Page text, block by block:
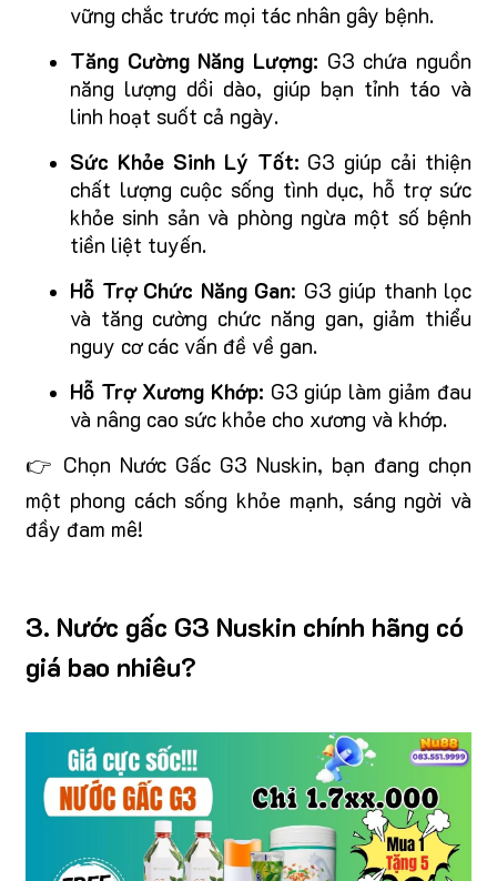
vững chắc trước mọi tác nhân gây bệnh.
Tăng Cường Năng Lượng: G3 chứa nguồn
năng lượng dồi dào, giúp bạn tỉnh táo và
linh hoạt suốt cả ngày.
Sức Khỏe Sinh Lý Tốt: G3 giúp cải thiện
chất lượng cuộc sống tình dục, hỗ trợ sức
khỏe sinh sản và phòng ngừa một số bệnh
tiền liệt tuyến.
Hỗ Trợ Chức Năng Gan: G3 giúp thanh lọc
và tăng cường chức năng gan, giảm thiểu
nguy cơ các vấn đề về gan.
Hỗ Trợ Xương Khớp: G3 giúp làm giảm đau
và nâng cao sức khỏe cho xương và khớp.
👉 Chọn Nước Gấc G3 Nuskin, bạn đang chọn
một phong cách sống khỏe mạnh, sáng ngời và
đầy đam mê!
3. Nước gấc G3 Nuskin chính hãng có
giá bao nhiêu?